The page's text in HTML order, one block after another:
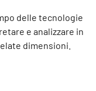
delle tecnologie
e analizzare in
dimensioni.